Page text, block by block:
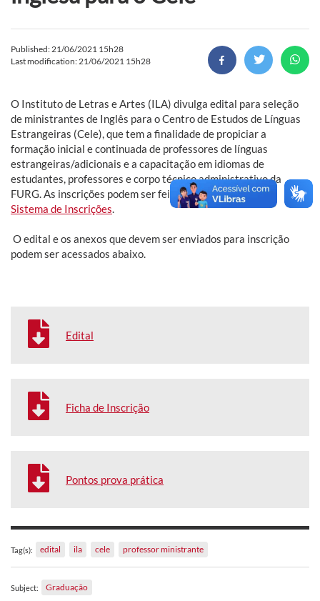
Published: 21/06/2021 15h28
Last modification: 21/06/2021 15h28
O Instituto de Letras e Artes (ILA) divulga edital para seleção
de ministrantes de Inglês para o Centro de Estudos de Línguas
Estrangeiras (Cele), que tem a finalidade de propiciar a
formação inicial e continuada de professores de línguas
estrangeiras/adicionais e a capacitação em idiomas de
estudantes, professores e corpo técnico administrativo da
FURG. As inscrições podem ser feitas até 24 de junho, no
Sistema de Inscrições
O edital e os anexos que devem ser enviados para inscrição
podem ser acessados abaixo.
Edital
Ficha de Inscrição
Pontos prova prática
Tag(s): edital ila cele professor ministrante
Subject: Graduação